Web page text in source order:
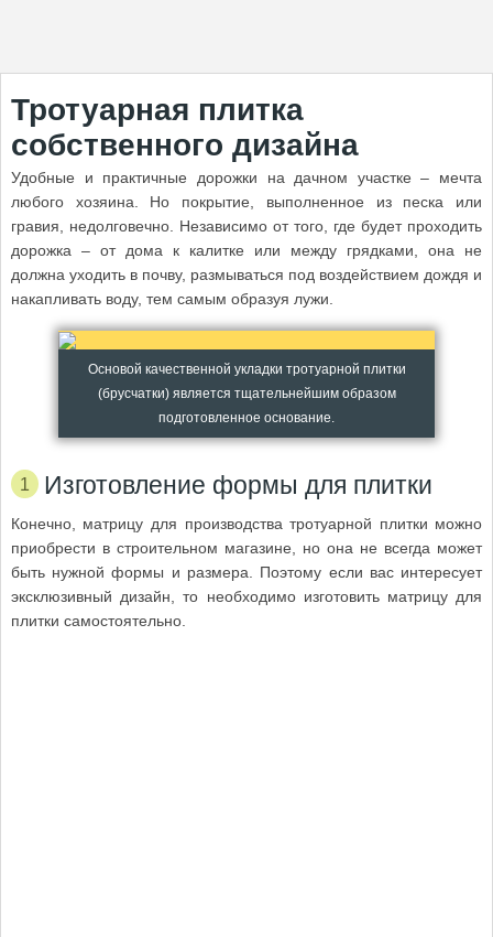
Тротуарная плитка
собственного дизайна
Удобные и практичные дорожки на дачном участке – мечта
любого хозяина. Но покрытие, выполненное из песка или
гравия, недолговечно. Независимо от того, где будет проходить
дорожка – от дома к калитке или между грядками, она не
должна уходить в почву, размываться под воздействием дождя и
накапливать воду, тем самым образуя лужи.
Основой качественной укладки тротуарной плитки
(брусчатки) является тщательнейшим образом
подготовленное основание.
Изготовление формы для плитки
Конечно, матрицу для производства тротуарной плитки можно
приобрести в строительном магазине, но она не всегда может
быть нужной формы и размера. Поэтому если вас интересует
эксклюзивный дизайн, то необходимо изготовить матрицу для
плитки самостоятельно.